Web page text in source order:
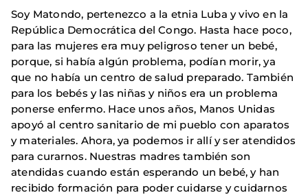
Soy Matondo, pertenezco a la etnia Luba y vivo en la
República Democrática del Congo. Hasta hace poco,
para las mujeres era muy peligroso tener un bebé,
porque, si había algún problema, podían morir, ya
que no había un centro de salud preparado. También
para los bebés y las niñas y niños era un problema
ponerse enfermo. Hace unos años, Manos Unidas
apoyó al centro sanitario de mi pueblo con aparatos
y materiales. Ahora, ya podemos ir allí y ser atendidos
para curarnos. Nuestras madres también son
atendidas cuando están esperando un bebé, y han
recibido formación para poder cuidarse y cuidarnos